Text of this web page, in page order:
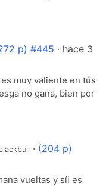
p) #445 · hace 3
muy valiente en tús
no gana, bien por
· (204 p)
vueltas y síi es